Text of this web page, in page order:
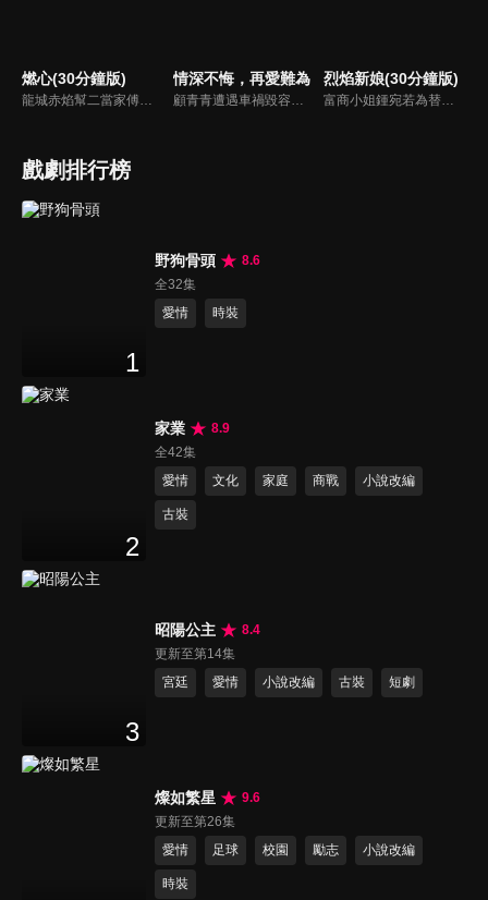
燃心(30分鐘版)
龍城赤焰幫二當家傅雲月不顧哥哥傅雲崢的阻攔，偽裝身分接近沈家少爺沈西澤，為母報仇刺殺沈家老爺沈文德時，竟發現其中隱藏著更深的秘密。
情深不悔，再愛難為
顧青青遭遇車禍毀容後，遭受嚴重的精神創傷，幸得被裴氏集團總裁裴謹卿搭救，並將她整容成了自己初戀情人沈曼青的外貌。其實裴謹卿搭救顧青青是為了追查當年沈曼青死亡的真相。顧青青接受裴謹卿的安排，並且在經過了一系列殘酷訓練後，以裴謹卿總裁秘書身份出現在眾人眼中...
烈焰新娘(30分鐘版)
富商小姐鍾宛若為替未婚夫劉子潤復仇，假意投誠敵對的夏軍，卻不料遭到夏軍少帥沐少離威脅強娶，由此各懷算計的倆人成為了夫妻，並在一系列鬥智鬥勇的婚後生活中愛上了彼此。而就在兩人濃情時，鍾宛若意外得知了沐少離的真實身份，在彼此的不信任和軍閥爭霸的陰謀下，相愛的倆人開始了互相折磨 。
戲劇排行榜
1
野狗骨頭
8.6
全32集
愛情
時裝
2
家業
8.9
全42集
愛情
文化 家庭 商戰 小說改編
古裝
3
昭陽公主
8.4
更新至第14集
宮廷
愛情 小說改編 古裝 短劇
燦如繁星
9.6
更新至第26集
愛情
足球 校園 勵志 小說改編
時裝